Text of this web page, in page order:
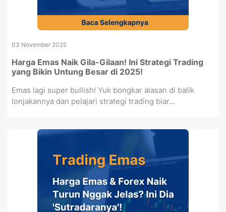
03 November 2025
Harga Emas Naik Gila-Gilaan! Ini Strategi Trading
yang Bikin Untung Besar di 2025!
Emas lagi super bullish! Yuk bongkar alasan di balik
lonjakannya dan pelajari strategi trading biar...